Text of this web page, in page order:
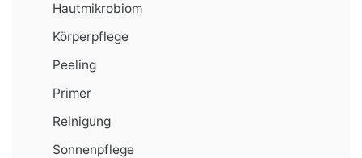
Hautmikrobiom
Körperpflege
Peeling
Primer
Reinigung
Sonnenpflege